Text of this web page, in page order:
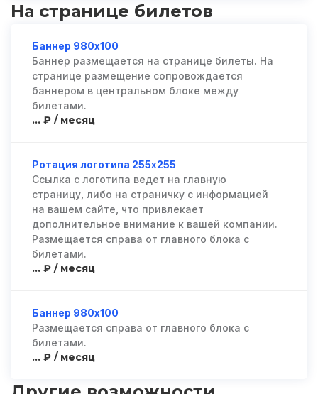
На странице билетов
Баннер 980х100
Баннер размещается на странице билеты. На
странице размещение сопровождается
баннером в центральном блоке между
билетами.
... ₽ / месяц
Ротация логотипа 255х255
Ссылка с логотипа ведет на главную
страницу, либо на страничку с информацией
на вашем сайте, что привлекает
дополнительное внимание к вашей компании.
Размещается справа от главного блока с
билетами.
... ₽ / месяц
Баннер 980х100
Размещается справа от главного блока с
билетами.
... ₽ / месяц